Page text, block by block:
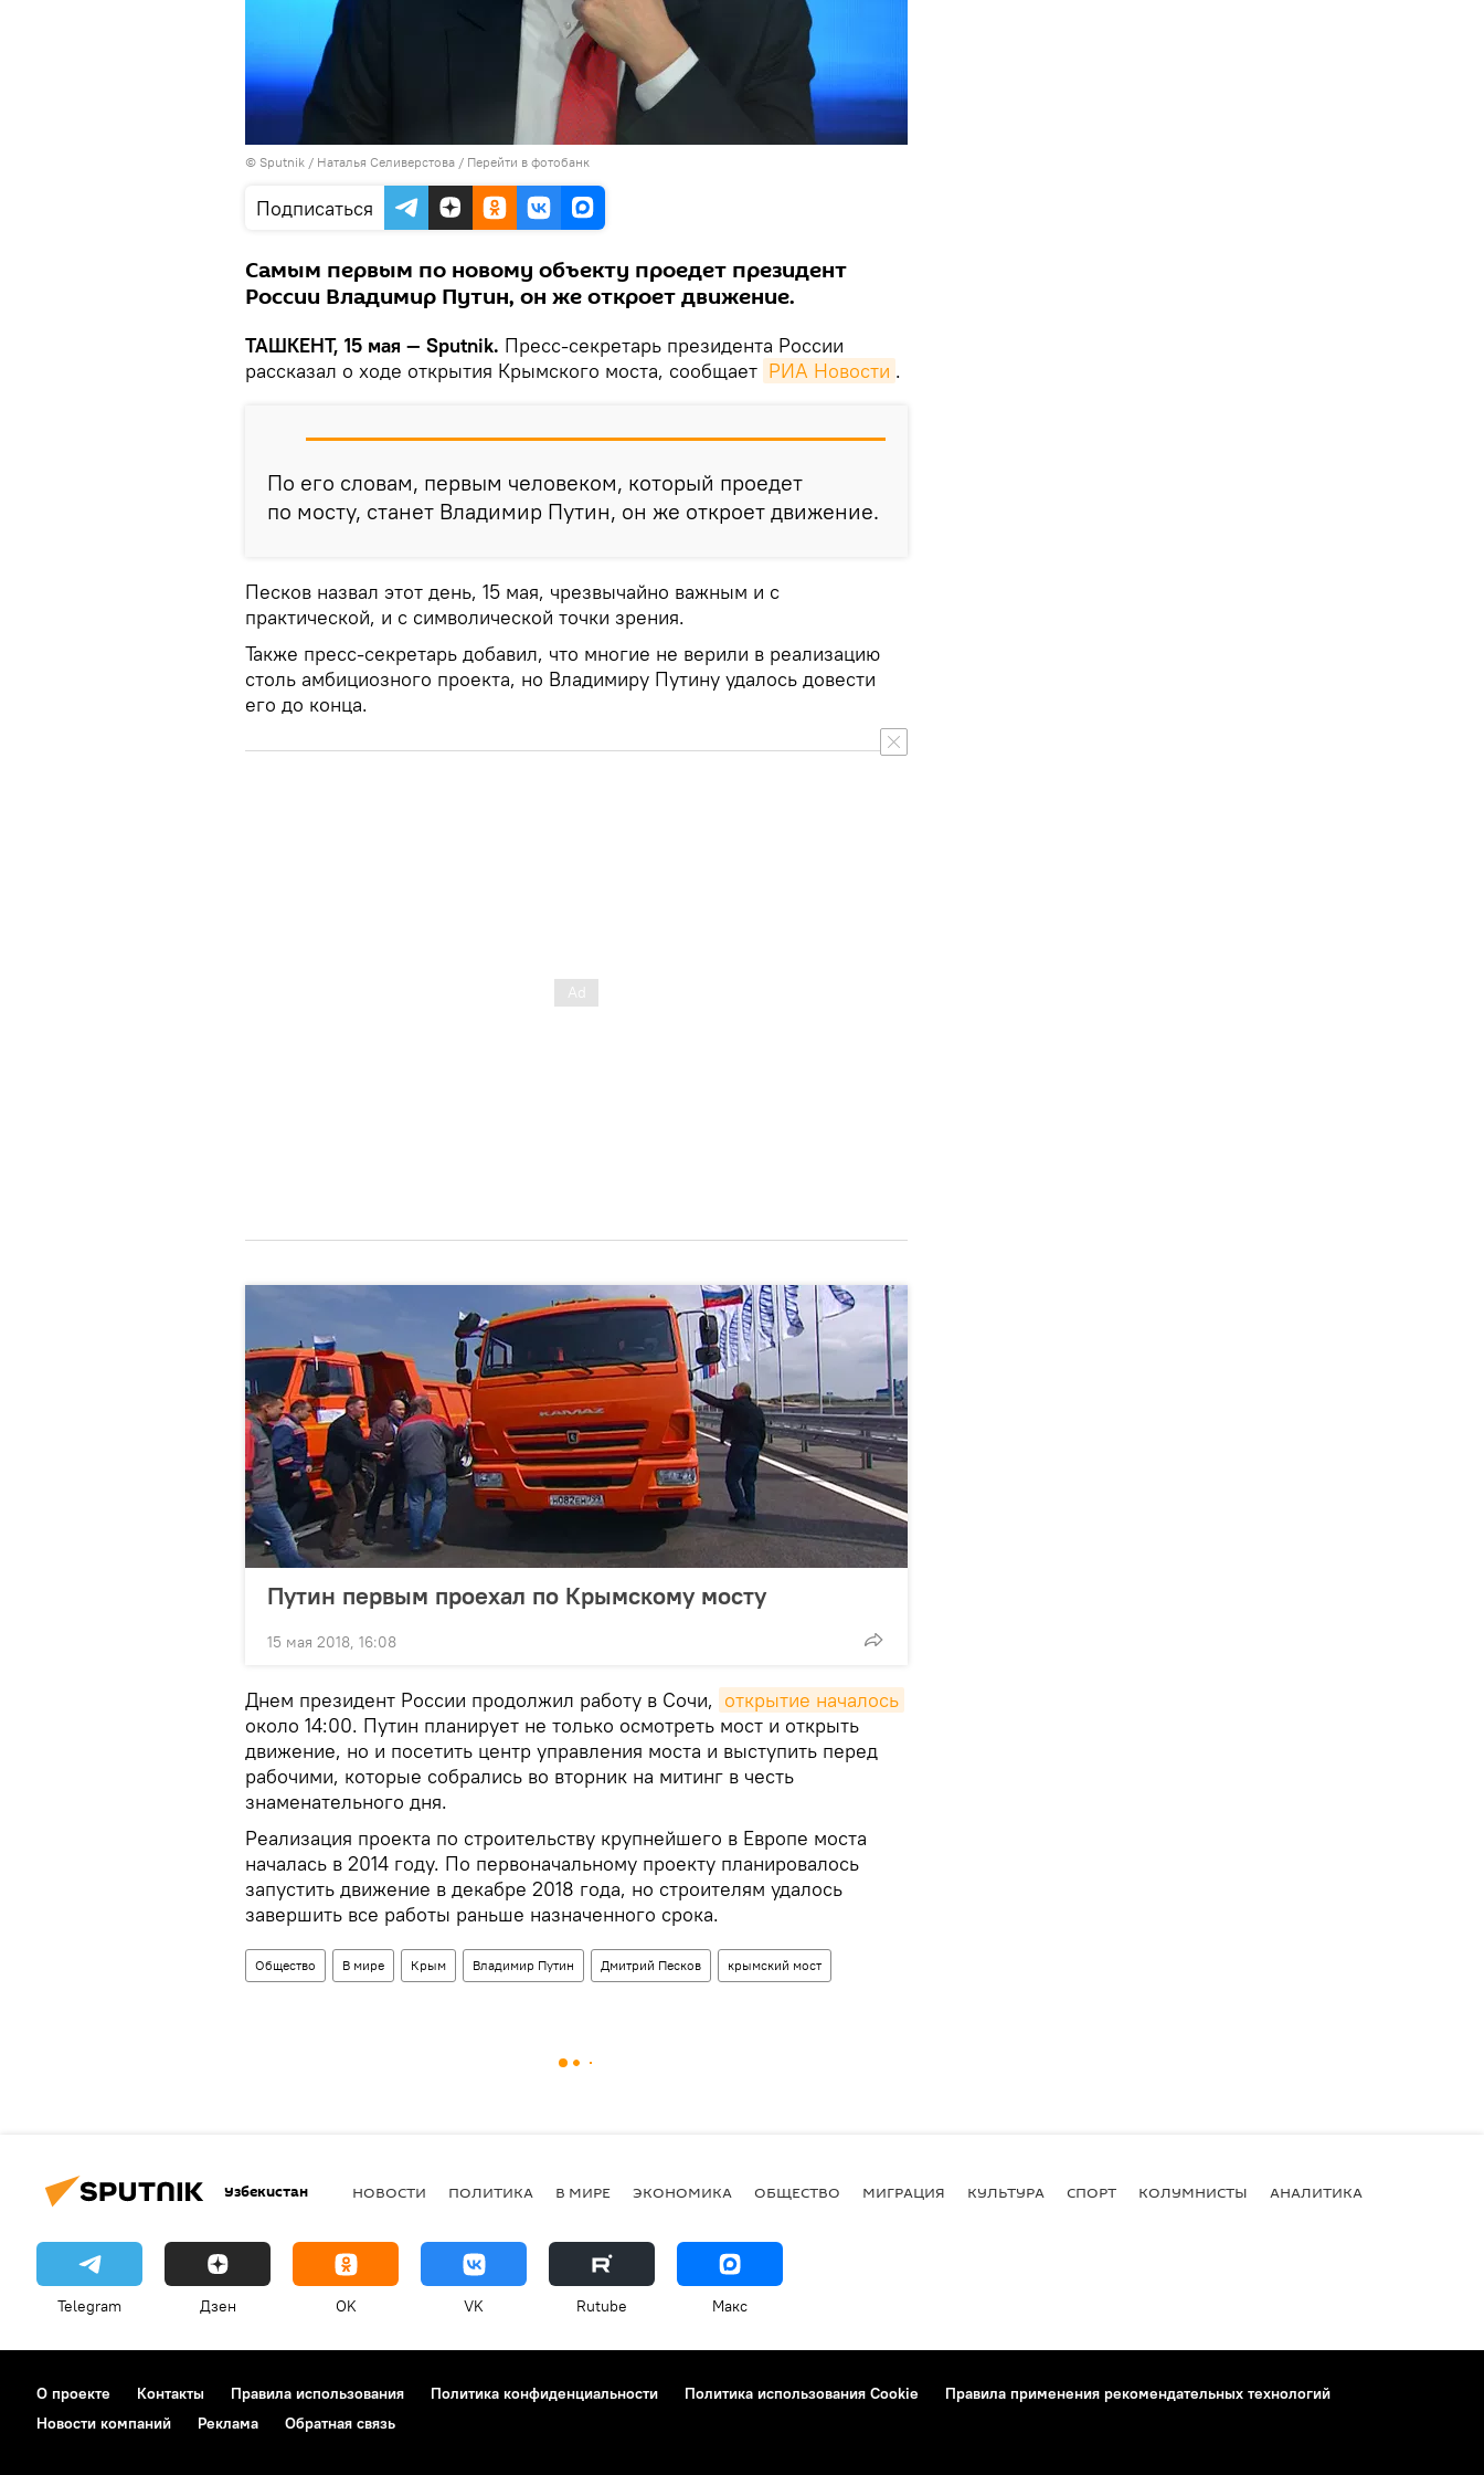
© Sputnik / Наталья Селиверстова / Перейти в фотобанк
Подписаться
Самым первым по новому объекту проедет президент
России Владимир Путин, он же откроет движение.
ТАШКЕНТ, 15 мая — Sputnik. Пресс-секретарь президента России
рассказал о ходе открытия Крымского моста, сообщает РИА Новости .
По его словам, первым человеком, который проедет
по мосту, станет Владимир Путин, он же откроет движение.
Песков назвал этот день, 15 мая, чрезвычайно важным и с
практической, и с символической точки зрения.
Также пресс-секретарь добавил, что многие не верили в реализацию
столь амбициозного проекта, но Владимиру Путину удалось довести
его до конца.
Путин первым проехал по Крымскому мосту
15 мая 2018, 16:08
Днем президент России продолжил работу в Сочи, открытие началось
около 14:00. Путин планирует не только осмотреть мост и открыть
движение, но и посетить центр управления моста и выступить перед
рабочими, которые собрались во вторник на митинг в честь
знаменательного дня.
Реализация проекта по строительству крупнейшего в Европе моста
началась в 2014 году. По первоначальному проекту планировалось
запустить движение в декабре 2018 года, но строителям удалось
завершить все работы раньше назначенного срока.
Общество В мире Крым Владимир Путин Дмитрий Песков крымский мост
Узбекистан НОВОСТИ ПОЛИТИКА В МИРЕ ЭКОНОМИКА ОБЩЕСТВО МИГРАЦИЯ КУЛЬТУРА СПОРТ КОЛУМНИСТЫ АНАЛИТИКА
Telegram Дзен OK VK Rutube Макс
О проекте Контакты Правила использования Политика конфиденциальности Политика использования Cookie
Правила применения рекомендательных технологий
Новости компаний
Реклама Обратная связь